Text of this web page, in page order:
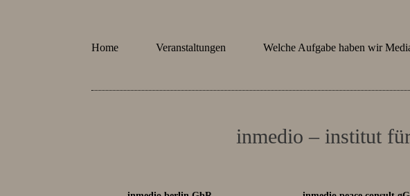
Home Veranstaltungen Welche Aufgabe haben wir
inmedio – institut